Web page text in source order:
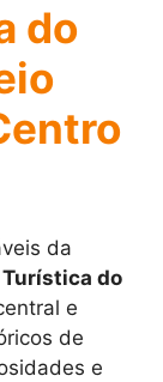
do
da
do
e
de
e